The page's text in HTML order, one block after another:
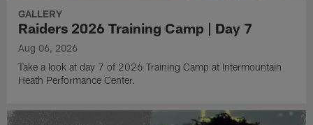
GALLERY
Raiders 2026 Training Camp | Day 7
Aug 06, 2026
Take a look at day 7 of 2026 Training Camp at Intermountain
Heath Performance Center.